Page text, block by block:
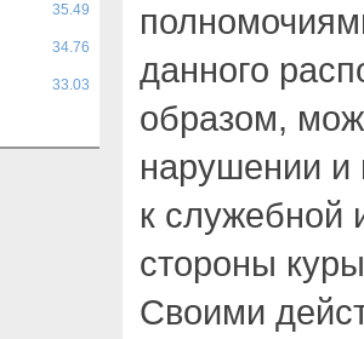
35.49
34.76
33.03
данного
образом,
нарушении
к служебной
стороны
Своими